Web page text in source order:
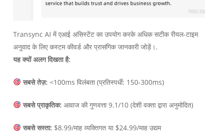
Transync AI में एआई असिस्टेंट का उपयोग करके अधिक सटीक रीयल-टाइम
अनुवाद के लिए कस्टम कीवर्ड और प्रासंगिक जानकारी जोड़ें।.
यह क्यों अलग दिखता है:
सबसे तेज़: <100ms विलंबता (प्रतिस्पर्धी: 150-300ms)
सबसे प्राकृतिक: आवाज की गुणवत्ता 9.1/10 (देशी वक्ता द्वारा अनुमोदित)
सबसे सस्ता: $8.99/माह व्यक्तिगत या $24.99/माह उद्यम